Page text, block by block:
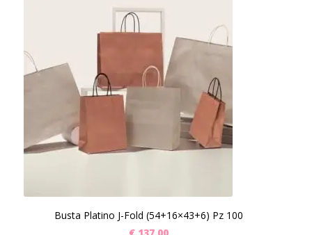
Busta Platino J-Fold (54+16×43+6) Pz 100